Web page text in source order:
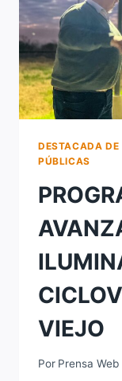
DESTACADA DE
PÚBLICAS
VIEJO
Por Prensa Web